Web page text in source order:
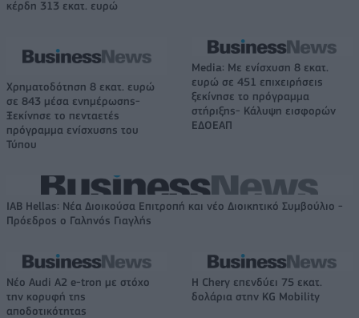
κέρδη 313 εκατ. ευρώ
Χρηματοδότηση 8 εκατ. ευρώ
σε 843 μέσα ενημέρωσης-
Ξεκίνησε το πενταετές
πρόγραμμα ενίσχυσης του
Τύπου
Media: Με ενίσχυση 8 εκατ.
ευρώ σε 451 επιχειρήσεις
ξεκίνησε το πρόγραμμα
στήριξης- Κάλυψη εισφορών
ΕΔΟΕΑΠ
IAB Hellas: Νέα Διοικούσα Επιτροπή και νέο Διοικητικό Συμβούλιο -
Πρόεδρος ο Γαληνός Γιαγλής
Νέο Audi A2 e-tron με στόχο
την κορυφή της
αποδοτικότητας
Η Chery επενδύει 75 εκατ.
δολάρια στην KG Mobility